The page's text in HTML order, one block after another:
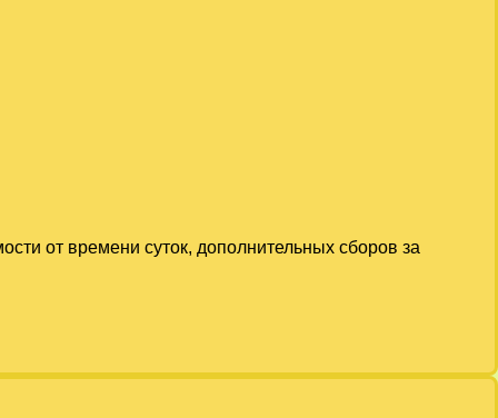
от времени суток, дополнительных сборов за